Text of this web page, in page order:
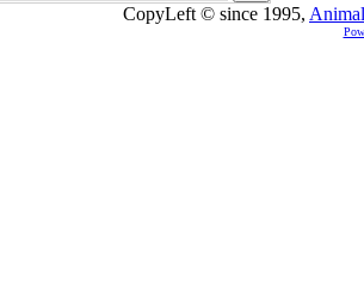
CopyLeft © since 1995,